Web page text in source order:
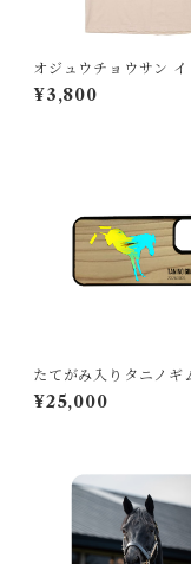
オジュウチョウサン イ
Tシャツ
¥3,800
たてがみ入りタニノギ
トシルエットiPhone
（タニノギムレット牧
¥25,000